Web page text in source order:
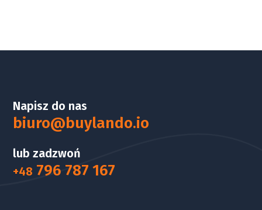
Napisz do nas
biuro@buylando.io
lub zadzwoń
+48 796 787 167